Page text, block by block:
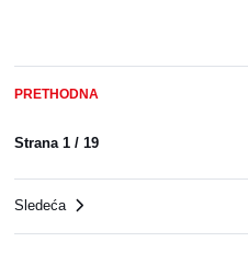
PRETHODNA
Strana 1 / 19
Sledeća